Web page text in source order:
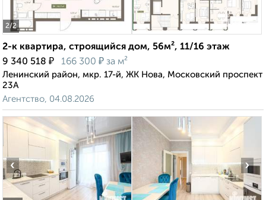
2/2
2-к квартира, строящийся дом, 56м², 11/16 этаж
9 340 518 ₽ 166 300 ₽ за м²
Ленинский район, мкр. 17-й, ЖК Нова, Московский проспект
23А
Агентство, 04.08.2026
‹ ›